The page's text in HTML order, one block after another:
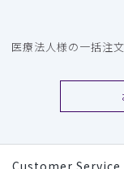
医療法人様の一括注
Customer Service